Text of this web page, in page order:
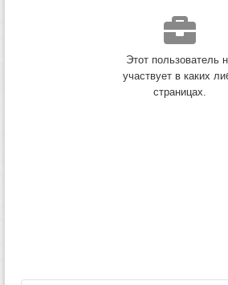
Этот пользователь
участвует в каких
страницах.